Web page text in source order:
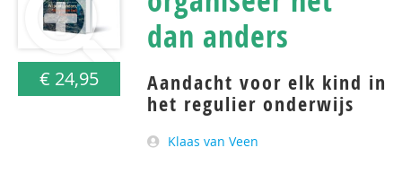
€ 24,95
dan anders
Aandacht voor elk kind in
het regulier onderwijs
Klaas van Veen